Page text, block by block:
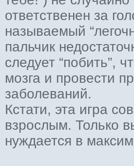
ответственен за
называемый
пальчик
следует “побить”,
мозга и провести
заболеваний.
Кстати, эта игра
взрослым. Только
нуждается в